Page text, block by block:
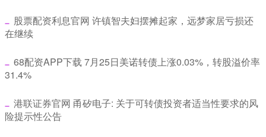
​股票配资利息官网 许镇智夫妇摆摊起家，远梦家居亏损还
在继续
​68配资APP下载 7月25日美诺转债上涨0.03%，转股溢价率
31.4%
​港联证券官网 甬矽电子: 关于可转债投资者适当性要求的风
险提示性公告